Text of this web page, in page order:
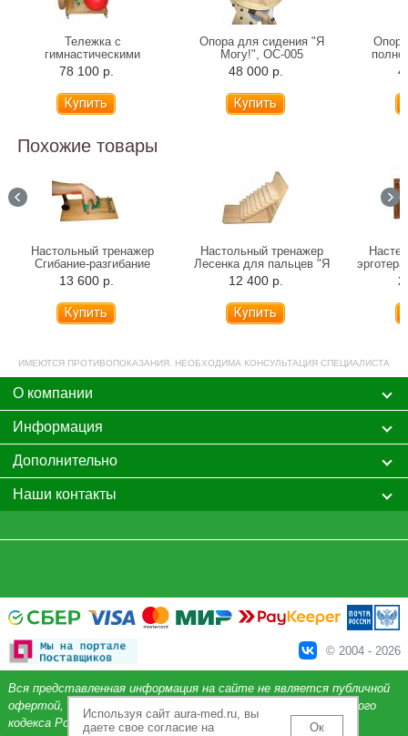
Тележка с
гимнастическими
снарядами "Я Могу!",
503.1
78 100 р.
Опора для сидения "Я
Могу!", ОС-005
48 000 р.
Похожие товары
Настольный тренажер
Сгибание-разгибание
пальцев "Я Могу!", 404.3
13 600 р.
Настольный тренажер
Лесенка для пальцев "Я
Могу!", 404.7
12 400 р.
ИМЕЮТСЯ ПРОТИВОПОКАЗАНИЯ. НЕОБХОДИМА КОНСУЛЬТАЦИЯ СПЕЦИАЛИСТА
О компании
Информация
Дополнительно
Наши контакты
© 2004 - 2026
Вся представленная информация на сайте не является публичной
офертой, определяемой положениями Статьи 437 Гражданского
кодекса Российской Федерации.
Используя сайт aura-med.ru, вы
даете свое согласие на
Ок